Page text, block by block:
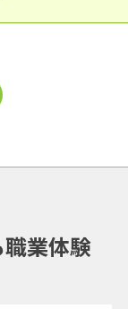
業体験